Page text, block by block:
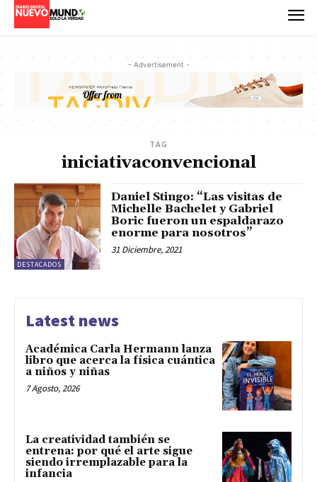
- Advertisement -
TAG
iniciativaconvencional
DESTACADOS
Daniel Stingo: “Las visitas de
Michelle Bachelet y Gabriel
Boric fueron un espaldarazo
enorme para nosotros”
31 Diciembre, 2021
Latest news
Académica Carla Hermann lanza
libro que acerca la física cuántica
a niños y niñas
7 Agosto, 2026
La creatividad también se
entrena: por qué el arte sigue
siendo irremplazable para la
infancia